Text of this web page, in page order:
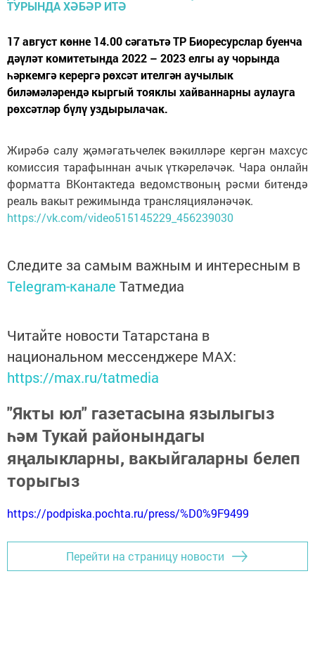
17 август көнне 14.00 сәгатьтә ТР Биоресурслар буенча
дәүләт комитетында 2022 – 2023 елгы ау чорында
һәркемгә керергә рөхсәт ителгән аучылык
биләмәләрендә кыргый тояклы хайваннарны аулауга
рөхсәтләр бүлү уздырылачак.
Жирәбә салу җәмәгатьчелек вәкилләре кергән махсус
комиссия тарафыннан ачык үткәреләчәк. Чара онлайн
форматта ВКонтактеда ведомствоның рәсми битендә
реаль вакыт режимында трансляцияләнәчәк.
https://vk.com/video515145229_456239030
Следите за самым важным и интересным в
Telegram-канале Татмедиа
Читайте новости Татарстана в
национальном мессенджере MАХ:
https://max.ru/tatmedia
"Якты юл" газетасына язылыгыз
һәм Тукай районындагы
яңалыкларны, вакыйгаларны белеп
торыгыз
https://podpiska.pochta.ru/press/%D0%9F9499
Перейти на страницу новости